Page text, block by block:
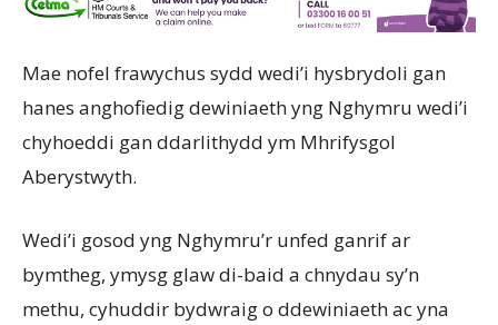
Mae nofel frawychus sydd wedi’i hysbrydoli gan
hanes anghofiedig dewiniaeth yng Nghymru wedi’i
chyhoeddi gan ddarlithydd ym Mhrifysgol
Aberystwyth.
Wedi’i gosod yng Nghymru’r unfed ganrif ar
bymtheg, ymysg glaw di-baid a chnydau sy’n
methu, cyhuddir bydwraig o ddewiniaeth ac yna